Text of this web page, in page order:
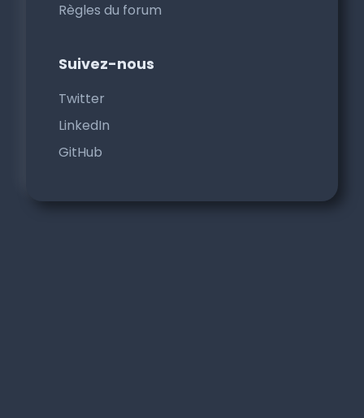
Règles du forum
Suivez-nous
Twitter
LinkedIn
GitHub